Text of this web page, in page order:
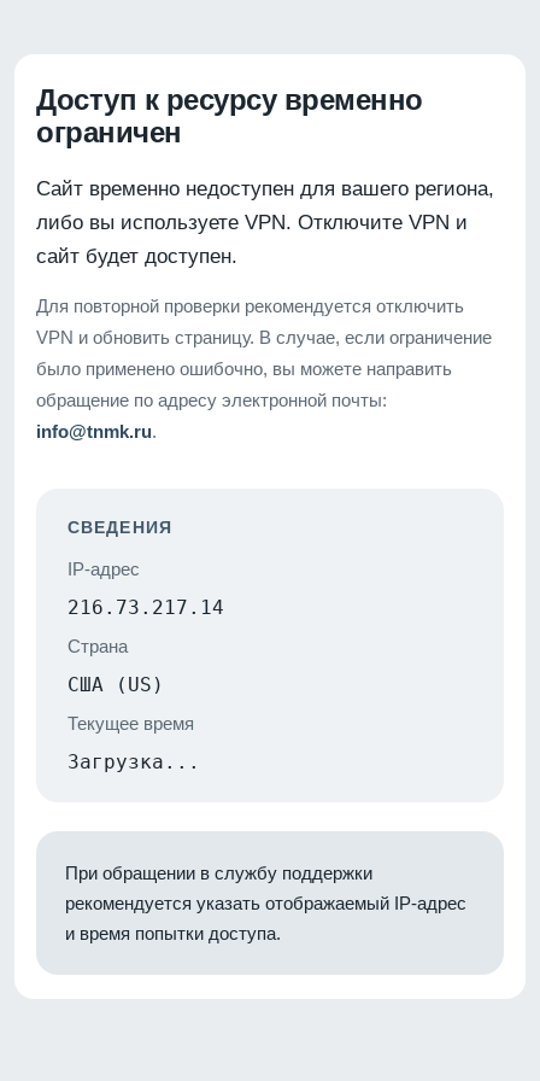
Доступ к ресурсу временно
ограничен
Сайт временно недоступен для вашего региона,
либо вы используете VPN. Отключите VPN и
сайт будет доступен.
Для повторной проверки рекомендуется отключить
VPN и обновить страницу. В случае, если ограничение
было применено ошибочно, вы можете направить
обращение по адресу электронной почты:
info@tnmk.ru.
СВЕДЕНИЯ
IP-адрес
216.73.217.14
Страна
США (US)
Текущее время
Загрузка...
При обращении в службу поддержки
рекомендуется указать отображаемый IP-адрес
и время попытки доступа.